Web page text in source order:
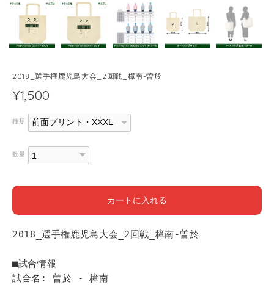
2018_選手権鹿児島大会_2回戦_樟南-曽於
¥1,500
種類
数量
カートに入れる
2018_選手権鹿児島大会_2回戦_樟南-曽於
■試合情報
試合名: 曽於 - 樟南